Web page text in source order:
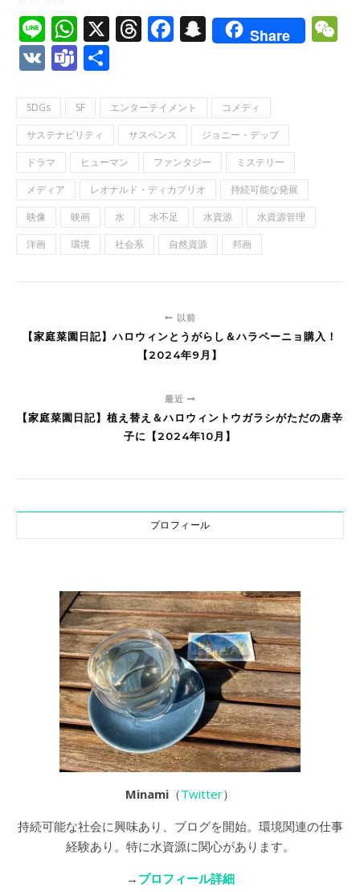
LineWhatsApp
X Threads
Facebook
Snapchat
Share
VK Teams
SDGs SF エンターテイメント
コメディ
サステナビリティ
サスペンス
ジョニー・デップ
ドラマ
ヒューマン ファンタジー
ミステリー
メディア
レオナルド・ディカプリオ
持続可能な発展
映像
映画 水 水不足 水資源
水資源管理
洋画
環境 社会系 自然資源 邦画
以前
【家庭菜園日記】ハロウィンとうがらし＆ハラペーニョ購入！
【2024年9月】
最近
【家庭菜園日記】植え替え＆ハロウィントウガラシがただの唐辛
子に【2024年10月】
プロフィール
Minami （Twitter）
持続可能な社会に興味あり、ブログを開始。環境関連の仕事
経験あり。特に水資源に関心があります。
→ プロフィール詳細